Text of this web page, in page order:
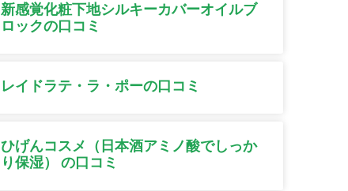
新感覚化粧下地シルキーカバーオイルブ
ロックの口コミ
レイドラテ・ラ・ポーの口コミ
ひげんコスメ（日本酒アミノ酸でしっか
り保湿） の口コミ